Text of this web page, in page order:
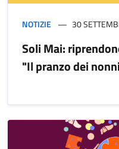
NOTIZIE 30
Soli Mai:
"Il pranzo dei